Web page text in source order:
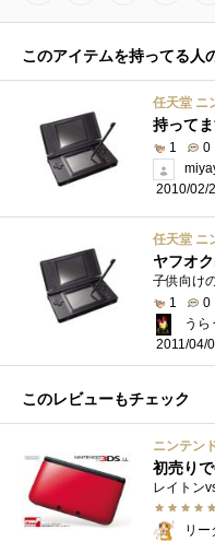
このアイテムを持ってる人
任天堂 ニ
持って
1
0
2010/02/
任天堂 ニ
ヤフオ
1
0
うら
2011/04/
このレビューもチェック
初売り
リー